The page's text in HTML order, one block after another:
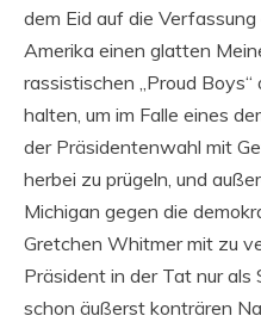
dem Eid auf die
Amerika einen glatten
rassistischen „Proud
halten, um im Falle eines
der Präsidentenwahl mit
herbei zu prügeln, und
Michigan gegen die
Gretchen Whitmer mit zu
Präsident in der Tat nur als
schon äußerst konträren